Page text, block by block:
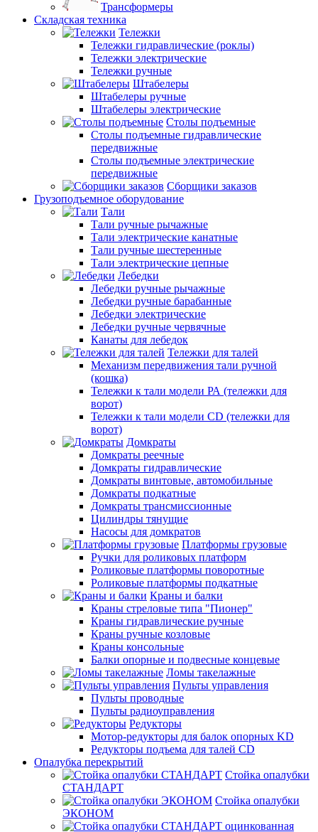
Трансформеры
Складская техника
Тележки
Тележки гидравлические (роклы)
Тележки электрические
Тележки ручные
Штабелеры
Штабелеры ручные
Штабелеры электрические
Столы подъемные
Столы подъемные гидравлические
передвижные
Столы подъемные электрические
передвижные
Сборщики заказов
Грузоподъемное оборудование
Тали
Тали ручные рычажные
Тали электрические канатные
Тали ручные шестеренные
Тали электрические цепные
Лебедки
Лебедки ручные рычажные
Лебедки ручные барабанные
Лебедки электрические
Лебедки ручные червячные
Канаты для лебедок
Тележки для талей
Механизм передвижения тали ручной
(кошка)
Тележки к тали модели РА (тележки для
ворот)
Тележки к тали модели CD (тележки для
ворот)
Домкраты
Домкраты реечные
Домкраты гидравлические
Домкраты винтовые, автомобильные
Домкраты подкатные
Домкраты трансмиссионные
Цилиндры тянущие
Насосы для домкратов
Платформы грузовые
Ручки для роликовых платформ
Роликовые платформы поворотные
Роликовые платформы подкатные
Краны и балки
Краны стреловые типа "Пионер"
Краны гидравлические ручные
Краны ручные козловые
Краны консольные
Балки опорные и подвесные концевые
Ломы такелажные
Пульты управления
Пульты проводные
Пульты радиоуправления
Редукторы
Мотор-редукторы для балок опорных KD
Редукторы подъема для талей CD
Опалубка перекрытий
Стойка опалубки
СТАНДАРТ
Стойка опалубки
ЭКОНОМ